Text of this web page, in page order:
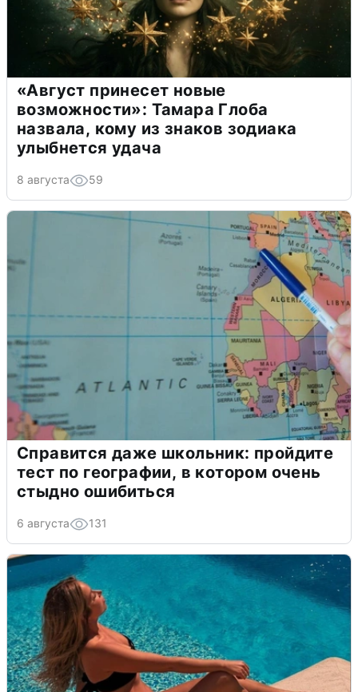
«Август принесет новые
возможности»: Тамара Глоба
назвала, кому из знаков зодиака
улыбнется удача
8 августа 59
Справится даже школьник: пройдите
тест по географии, в котором очень
стыдно ошибиться
6 августа 131